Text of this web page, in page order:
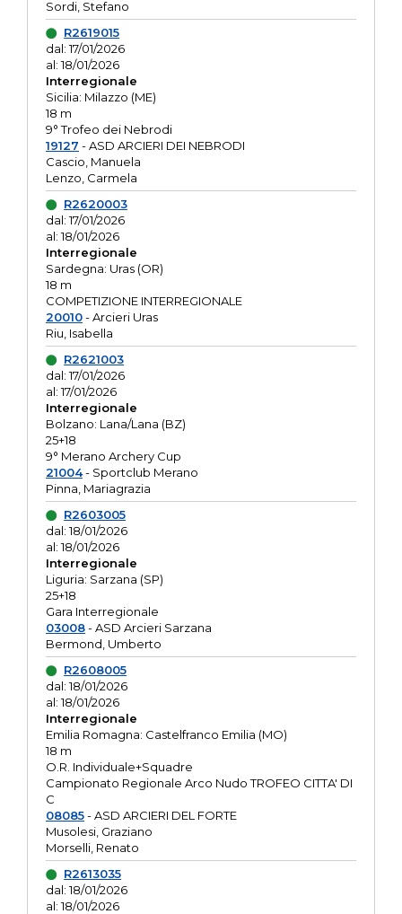
Sordi, Stefano
R2619015
dal: 17/01/2026
al: 18/01/2026
Interregionale
Sicilia: Milazzo (ME)
18 m
9° Trofeo dei Nebrodi
19127 - ASD ARCIERI DEI NEBRODI
Cascio, Manuela
Lenzo, Carmela
R2620003
dal: 17/01/2026
al: 18/01/2026
Interregionale
Sardegna: Uras (OR)
18 m
COMPETIZIONE INTERREGIONALE
20010- Arcieri Uras
Riu, Isabella
R2621003
dal: 17/01/2026
al: 17/01/2026
Interregionale
Bolzano: Lana/Lana (BZ)
25+18
9° Merano Archery Cup
21004- Sportclub Merano
Pinna, Mariagrazia
R2603005
dal: 18/01/2026
al: 18/01/2026
Interregionale
Liguria: Sarzana (SP)
25+18
Gara Interregionale
03008- ASD Arcieri Sarzana
Bermond, Umberto
R2608005
dal: 18/01/2026
al: 18/01/2026
Interregionale
Emilia Romagna: Castelfranco Emilia (MO)
18 m
O.R. Individuale+Squadre
Campionato Regionale Arco Nudo TROFEO CITTA' DI
C
08085- ASD ARCIERI DEL FORTE
Musolesi, Graziano
Morselli, Renato
R2613035
dal: 18/01/2026
al: 18/01/2026